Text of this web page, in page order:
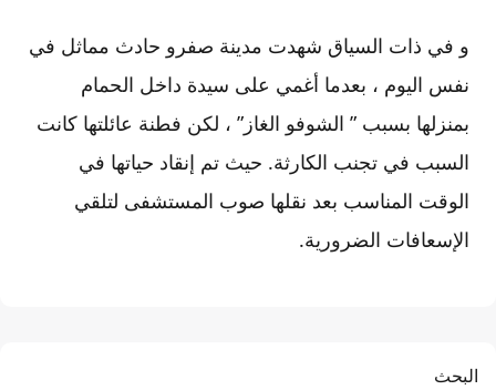
و في ذات السياق شهدت مدينة صفرو حادث مماثل في
نفس اليوم ، بعدما أغمي على سيدة داخل الحمام
بمنزلها بسبب ” الشوفو الغاز” ، لكن فطنة عائلتها كانت
السبب في تجنب الكارثة. حيث تم إنقاد حياتها في
الوقت المناسب بعد نقلها صوب المستشفى لتلقي
الإسعافات الضرورية.
البحث